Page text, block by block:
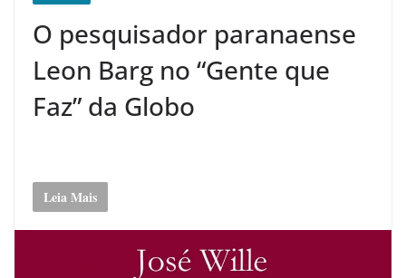
O pesquisador paranaense
Leon Barg no “Gente que
Faz” da Globo
Leia Mais